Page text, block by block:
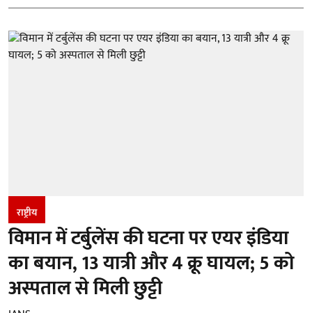
राष्ट्रीय
विमान में टर्बुलेंस की घटना पर एयर इंडिया
का बयान, 13 यात्री और 4 क्रू घायल; 5 को
अस्पताल से मिली छुट्टी